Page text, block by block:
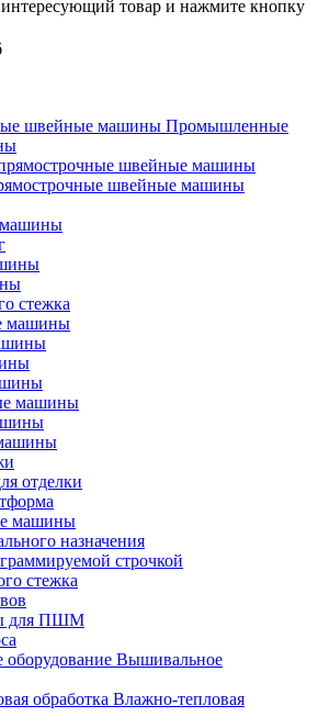
интересующий товар и нажмите кнопку
Промышленные
швейные машины
швейные машины
стежка
машины
машины
отделки
машины
назначения
строчкой
стежка
для ПШМ
Вышивальное
Влажно-тепловая